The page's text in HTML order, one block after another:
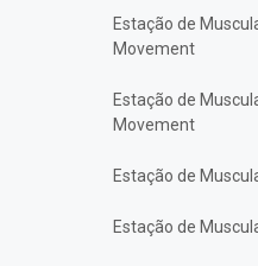
Estação de
Movement
Estação de
Movement
Estação de
Estação de